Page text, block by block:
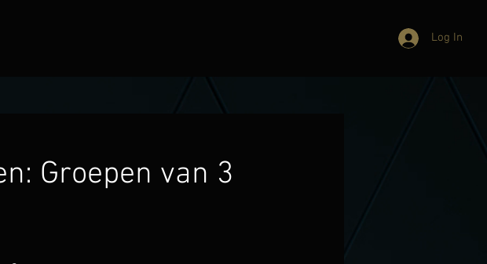
Log In
Groepen van 3